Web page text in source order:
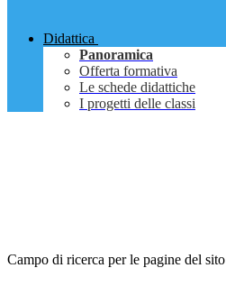
Didattica
Panoramica
Offerta formativa
Le schede didattiche
I progetti delle classi
Campo di ricerca per le pagine del sito